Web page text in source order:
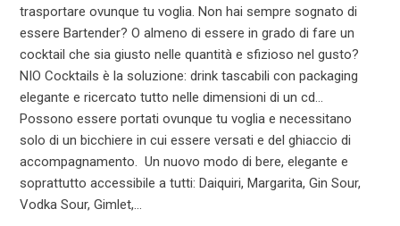
trasportare ovunque tu voglia. Non hai sempre sognato di
essere Bartender? O almeno di essere in grado di fare un
cocktail che sia giusto nelle quantità e sfizioso nel gusto?
NIO Cocktails è la soluzione: drink tascabili con packaging
elegante e ricercato tutto nelle dimensioni di un cd…
Possono essere portati ovunque tu voglia e necessitano
solo di un bicchiere in cui essere versati e del ghiaccio di
accompagnamento. Un nuovo modo di bere, elegante e
soprattutto accessibile a tutti: Daiquiri, Margarita, Gin Sour,
Vodka Sour, Gimlet,...